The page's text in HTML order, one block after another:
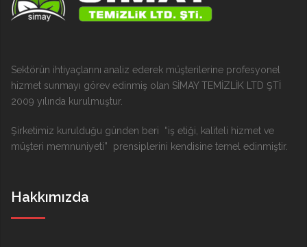
Sektörün ihtiyaçlarını analiz ederek müşterilerine profesyonel
hizmet sunmayı görev edinmiş olan SİMAY TEMİZLİK LTD ŞTİ
2009 yılında kurulmuştur.
Şirketimiz kurulduğu günden beri “iş etiği, kaliteli hizmet ve
müşteri memnuniyeti” prensiplerini kendisine temel edinmiştir.
Hakkımızda